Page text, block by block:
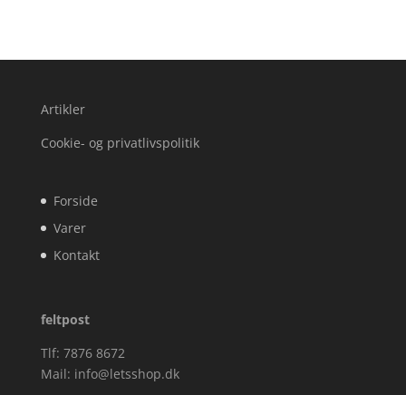
Artikler
Cookie- og privatlivspolitik
Forside
Varer
Kontakt
feltpost
Tlf: 7876 8672
Mail: info@letsshop.dk